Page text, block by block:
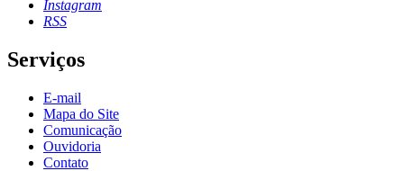
Instagram
RSS
Serviços
E-mail
Mapa do Site
Comunicação
Ouvidoria
Contato